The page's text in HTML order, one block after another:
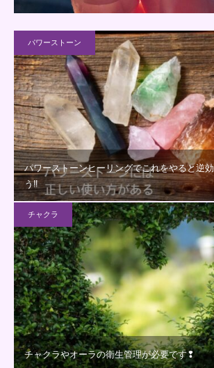
パワーストーン
パワーストーンヒーリングでこれをやると逆
う‼
チャクラ
チャクラやオーラの衛生管理が必要です❢